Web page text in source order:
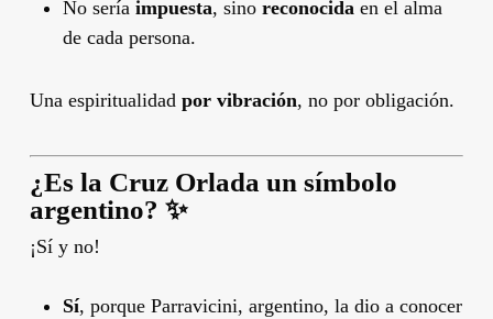
No sería impuesta, sino reconocidaen el alma
de cada persona.
Una espiritualidad por vibración, no por obligación.
¿Es la Cruz Orlada un símbolo
argentino? ✨
¡Sí y no!
Sí, porque Parravicini, argentino, la dio a conocer